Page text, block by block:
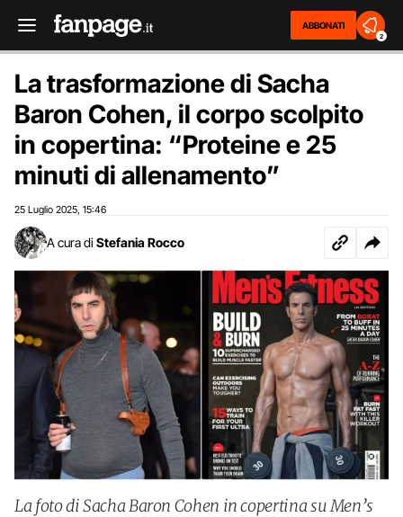
ABBONATI
2
La trasformazione di Sacha
Baron Cohen, il corpo scolpito
in copertina: “Proteine e 25
minuti di allenamento”
25 Luglio 2025 15:46
A cura di Stefania Rocco
La foto di Sacha Baron Cohen in copertina su Men’s